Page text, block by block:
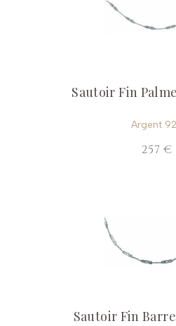
Sautoir Fin
Argent
257 €
Sautoir Fin